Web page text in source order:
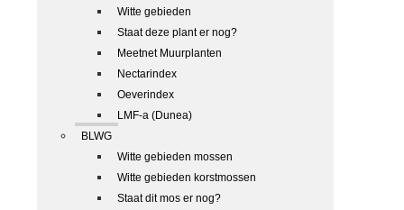
Witte gebieden
Staat deze plant er nog?
Meetnet Muurplanten
Nectarindex
Oeverindex
LMF-a (Dunea)
BLWG
Witte gebieden mossen
Witte gebieden korstmossen
Staat dit mos er nog?